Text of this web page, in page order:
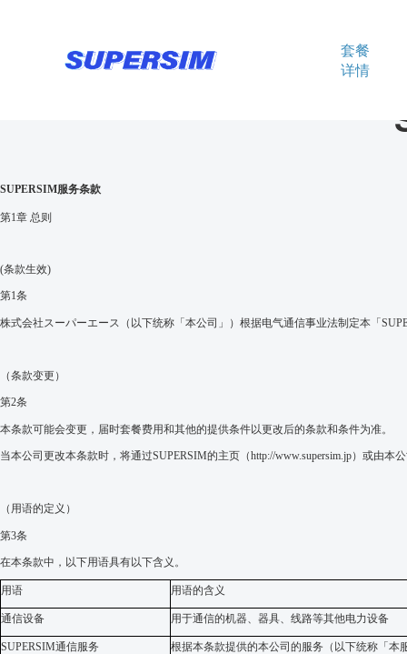
套餐
详情
SUPERSIM服务条款
第1章 总则
(条款生效)
第1条
株式会社スーパーエース（以下统称 「本公司 」 ） 根据电气通信事业法制定本「
（条款变更）
第2条
本条款可能会变更，届时套餐费用和其他的提供条件以更改后的条款和条件为准。
当本公司 更改本条款时 ，将通过SUPERSIM的主页 （http://www.supersim.jp）或由本
（用语的定 义 ）
第3条
在本条款中，以下用语具有以下含义 。
用语 用语的含义
通信设备 用于通信的机器、器具、 线路等其他电力设备
SUPERSIM通信服务 根据本条款提供的本公司的服务（以下统称 「本